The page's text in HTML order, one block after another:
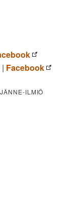
| Facebook
ILMIÖ